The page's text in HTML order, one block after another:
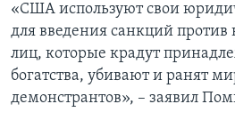
«США используют свои
для введения санкций
лиц, которые крадут
богатства, убивают и ранят
демонстрантов», – заявил